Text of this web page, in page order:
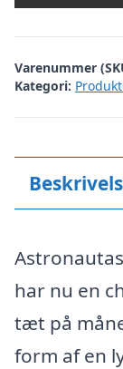
Varenummer
Kategori:
har nu en
tæt på
form af en